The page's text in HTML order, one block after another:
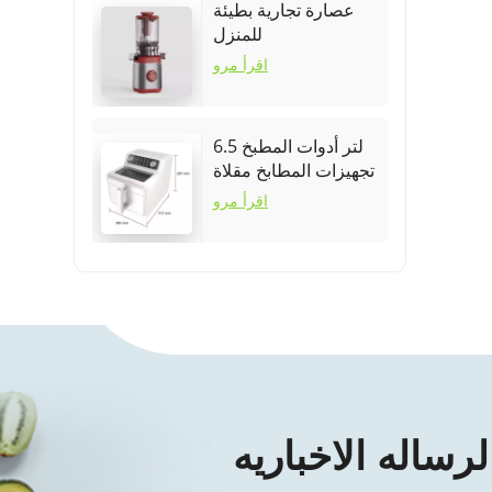
عصارة تجارية بطيئة
للمنزل
اقرأ مرو
6.5 لتر أدوات المطبخ
تجهيزات المطابخ مقلاة
هوائية
اقرأ مرو
الاخباريه